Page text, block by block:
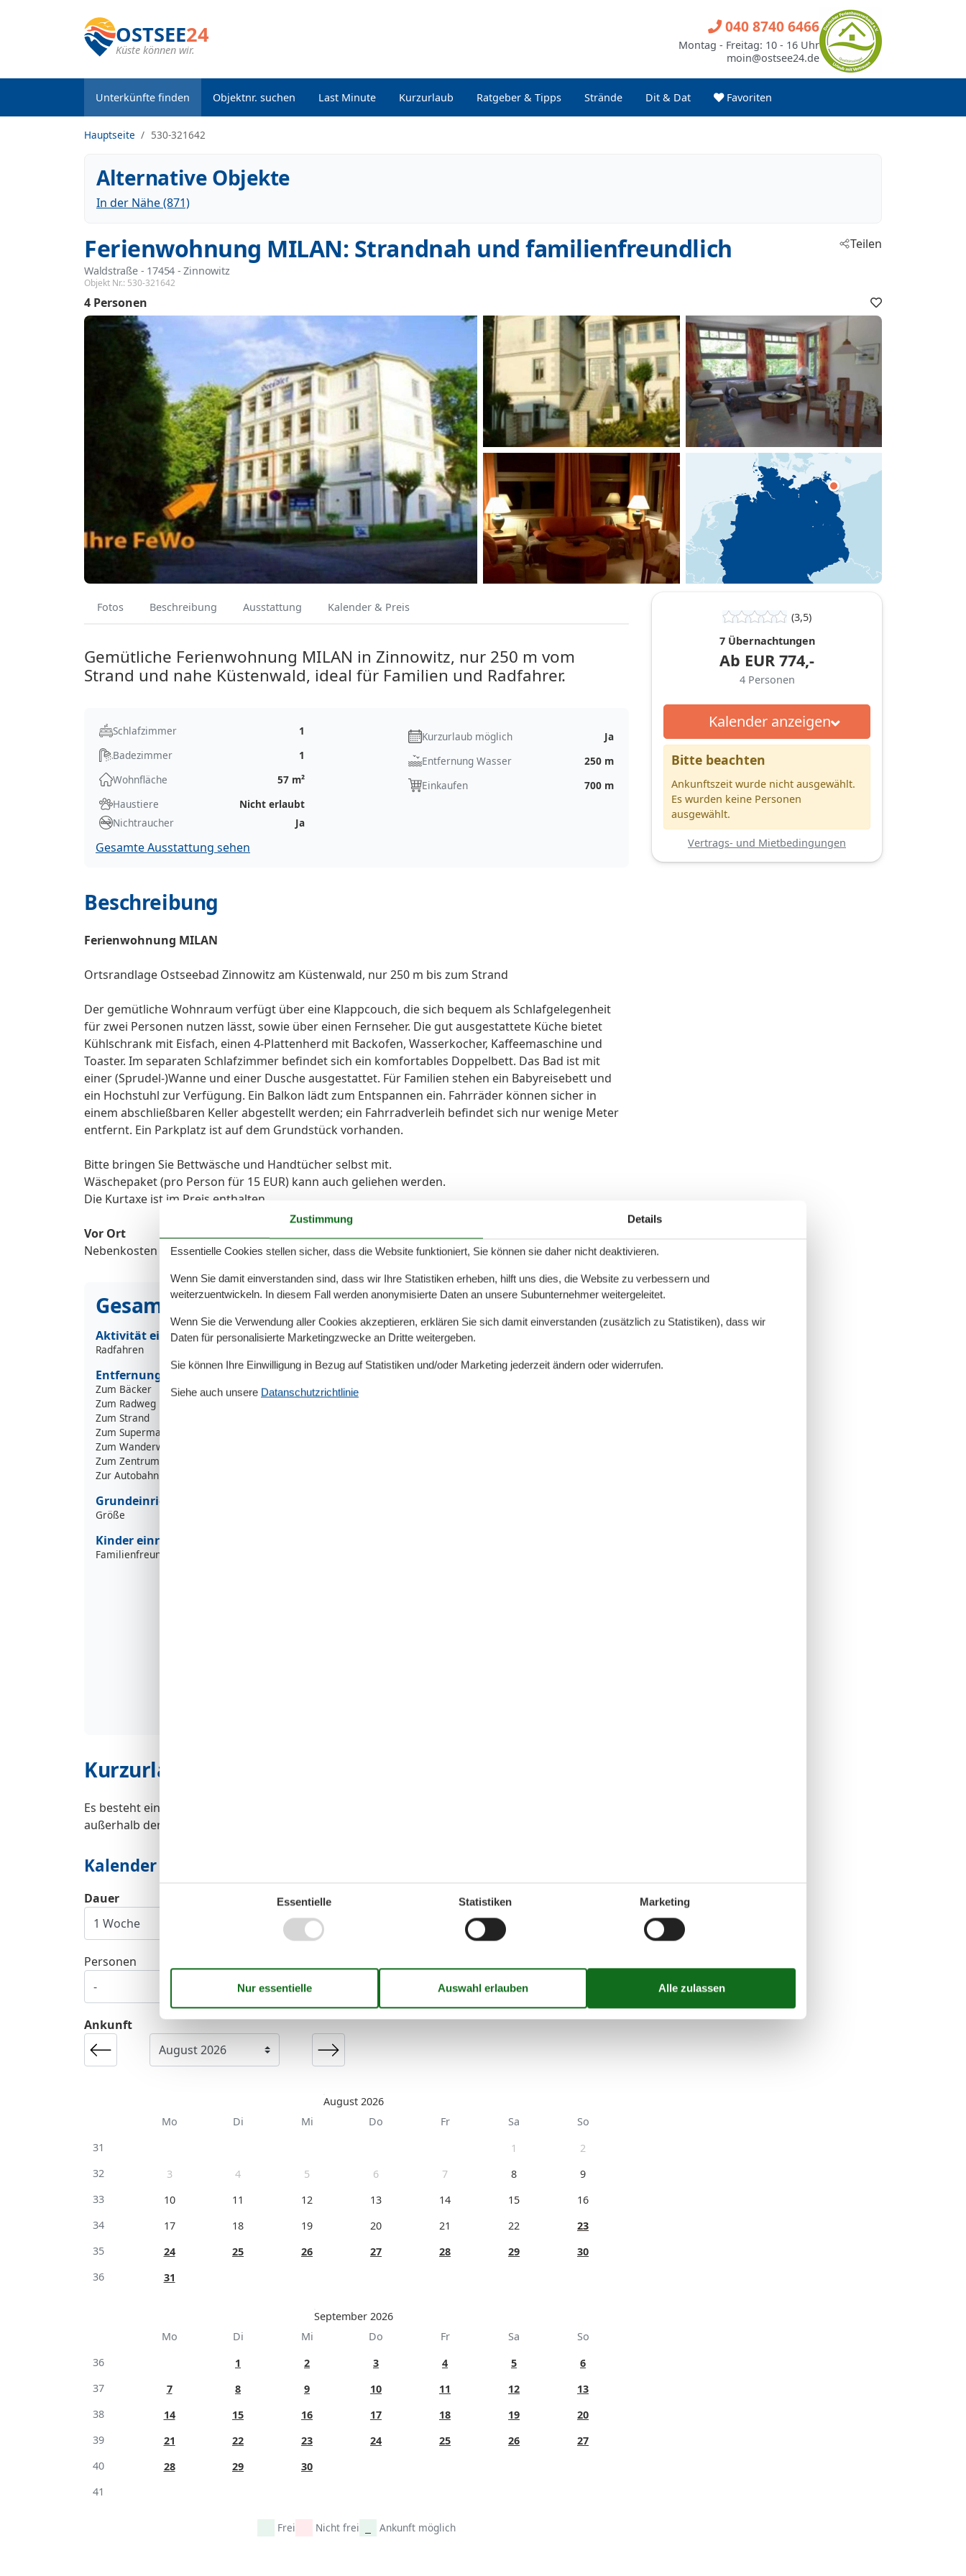
OSTSEE24
Küste können wir.
Unterkünfte finden Objektnr. suchen Last Minute Kurzurlaub Ratgeber & Tipps Strände Dit & Dat Favoriten
040 8740 6466
Montag - Freitag: 10 - 16 Uhr
moin@ostsee24.de
Hauptseite 530-321642
Alternative Objekte
In der Nähe (871)
Ferienwohnung MILAN: Strandnah und familienfreundlich
Waldstraße - 17454 - Zinnowitz
Objekt Nr.: 530-321642
Teilen
4 Personen
Fotos Beschreibung Ausstattung Kalender & Preis
Gemütliche Ferienwohnung MILAN in Zinnowitz, nur 250 m vom
Strand und nahe Küstenwald, ideal für Familien und Radfahrer.
Schlafzimmer
1
Badezimmer
1
Wohnfläche
57 m²
Haustiere
Nicht erlaubt
Kurzurlaub möglich
Ja
Entfernung Wasser
250 m
Einkaufen
700 m
Nichtraucher Ja
Gesamte Ausstattung sehen
Beschreibung
Ferienwohnung MILAN
Ortsrandlage Ostseebad Zinnowitz am Küstenwald, nur 250 m bis zum Strand
Der gemütliche Wohnraum verfügt über eine Klappcouch, die sich bequem als Schlafgelegenheit
für zwei Personen nutzen lässt, sowie über einen Fernseher. Die gut ausgestattete Küche bietet
Kühlschrank mit Eisfach, einen 4-Plattenherd mit Backofen, Wasserkocher, Kaffeemaschine und
Toaster. Im separaten Schlafzimmer befindet sich ein komfortables Doppelbett. Das Bad ist mit
einer (Sprudel-)Wanne und einer Dusche ausgestattet. Für Familien stehen ein Babyreisebett und
ein Hochstuhl zur Verfügung. Ein Balkon lädt zum Entspannen ein. Fahrräder können sicher in
einem abschließbaren Keller abgestellt werden; ein Fahrradverleih befindet sich nur wenige Meter
entfernt. Ein Parkplatz ist auf dem Grundstück vorhanden.
Bitte bringen Sie Bettwäsche und Handtücher selbst mit.
Wäschepaket (pro Person für 15 EUR) kann auch geliehen werden.
Die Kurtaxe ist im Preis enthalten.
Vor Ort
Nebenkosten (Strom, Wasser, Heizung) und Endreinigung ist im Preis enthalten.
Gesamte Ausstattung
Aktivität einrichtungen
Radfahren
Entfernungen
Zum Bäcker
500 m
Zum Radweg
Zum Strand
Zum Supermarkt
Zum Wanderweg
Zum Zentrum
Zur Autobahn
Grundeinrichtungen
Größe
Kinder einrichtungen
Familienfreundlich
Serviceeinrichtungen
Bad/WC
Kurzurlaub
Es besteht eine begrenzte Möglichkeit das ganze Jahr einen Kurzurlaub zu machen, typischerweise
außerhalb der Hochsaison.
Kalender
Ankunft
August 2026
Mo
Di Mi Do Fr Sa
So
31
1
2
32
3 4 5 6 7 8
9
33
10 11 12 13 14 15
16
34
17 18 19 20 21 22
23
35
24 25 26 27 28 29
30
36
31
September 2026
Mo
Di Mi Do Fr Sa
So
36
1 2 3 4 5
6
37
7 8 9 10 11 12
13
38
14 15 16 17 18 19
20
39
21 22 23 24 25 26
27
40
28 29
30
41
Frei Nicht frei Ankunft möglich
Dauer
Personen
(3,5)
7 Übernachtungen
Ab EUR 774,-
4 Personen
Kalender anzeigen
Bitte beachten
Ankunftszeit wurde nicht ausgewählt.
Es wurden keine Personen
ausgewählt.
Vertrags- und Mietbedingungen
Zustimmung Details
Essentielle Cookies stellen sicher, dass die Website funktioniert, Sie können sie daher nicht deaktivieren.
Wenn Sie damit einverstanden sind, dass wir Ihre Statistiken erheben, hilft uns dies, die Website zu verbessern und
weiterzuentwickeln. In diesem Fall werden anonymisierte Daten an unsere Subunternehmer weitergeleitet.
Wenn Sie die Verwendung aller Cookies akzeptieren, erklären Sie sich damit einverstanden (zusätzlich zu Statistiken), dass wir
Daten für personalisierte Marketingzwecke an Dritte weitergeben.
Sie können Ihre Einwilligung in Bezug auf Statistiken und/oder Marketing jederzeit ändern oder widerrufen.
Siehe auch unsere Datanschutzrichtlinie
Essentielle Statistiken Marketing